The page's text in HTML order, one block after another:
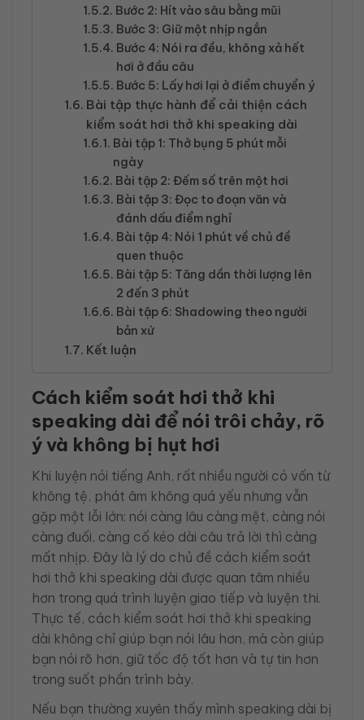
Bước 2: Hít vào sâu bằng mũi
Bước 3: Giữ một nhịp ngắn
Bước 4: Nói ra đều, không xả hết
hơi ở đầu câu
Bước 5: Lấy hơi lại ở điểm chuyển ý
Bài tập thực hành để cải thiện cách
kiểm soát hơi thở khi speaking dài
Bài tập 1: Thở bụng 5 phút mỗi
ngày
Bài tập 2: Đếm số trên một hơi
Bài tập 3: Đọc to đoạn văn và
đánh dấu điểm nghỉ
Bài tập 4: Nói 1 phút về chủ đề
quen thuộc
Bài tập 5: Tăng dần thời lượng lên
2 đến 3 phút
Bài tập 6: Shadowing theo người
bản xứ
Kết luận
Cách kiểm soát hơi thở khi
speaking dài để nói trôi chảy, rõ
ý và không bị hụt hơi
Khi luyện nói tiếng Anh, rất nhiều người có vốn từ
không tệ, phát âm không quá yếu nhưng vẫn
gặp một lỗi lớn: nói càng lâu càng mệt, càng nói
càng đuối, càng cố kéo dài câu trả lời thì càng
mất nhịp. Đây là lý do chủ đề cách kiểm soát
hơi thở khi speaking dài được quan tâm nhiều
hơn trong quá trình luyện giao tiếp và luyện thi.
Thực tế, cách kiểm soát hơi thở khi speaking
dài không chỉ giúp bạn nói lâu hơn, mà còn giúp
bạn nói rõ hơn, giữ tốc độ tốt hơn và tự tin hơn
trong suốt phần trình bày.
Nếu bạn thường xuyên thấy mình speaking dài bị